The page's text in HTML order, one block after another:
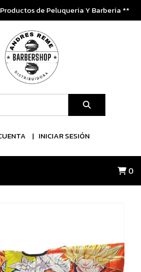
de Peluqueria Y Barberia **
INICIAR SESIÓN
0